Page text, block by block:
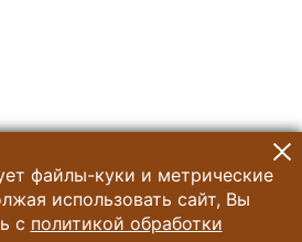
файлы-куки и метрические
использовать сайт, Вы
с политикой обработки